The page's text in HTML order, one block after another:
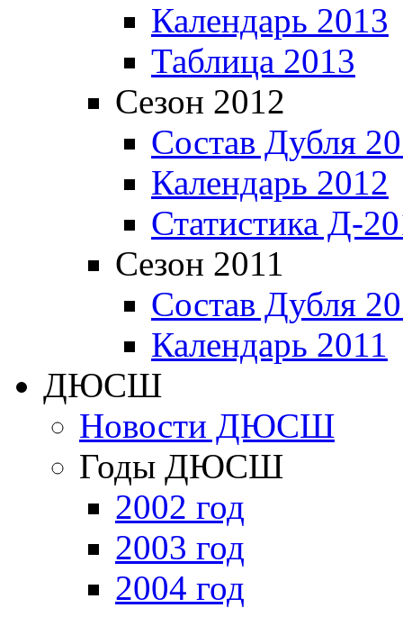
Календарь 2013
Таблица 2013
Сезон 2012
Состав Дубля
Календарь 2012
Статистика Д-
Сезон 2011
Состав Дубля
Календарь 2011
ДЮСШ
Новости ДЮСШ
Годы ДЮСШ
2002 год
2003 год
2004 год